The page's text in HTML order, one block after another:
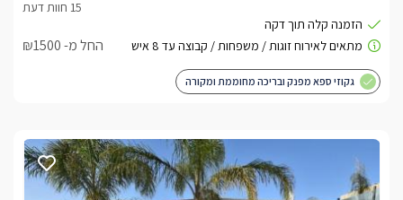
החל מ- ₪1500
גקוזי ספא מפנק ובריכה מחוממת ומקורה